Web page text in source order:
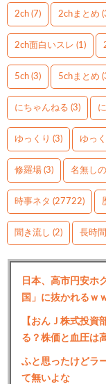
2ch (7) 2chまとめ
2ch面白いスレ (1)
5ch (3) 5chまとめ
にちゃんねる (3)
ゆっくり (3) ゆっ
修羅場 (3) 名無し
時事ネタ (27722)
聞き流し (2) 長時間
日本、高市円安ホ
国」に抜かれるｗ
【おんＪ株式投資
る？株価と血圧は
ふと思ったけどラ
て無いよな